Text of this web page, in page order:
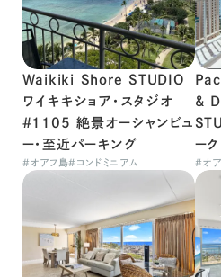
Waikiki Shore STUDIO
ワイキキショア・スタジオ
#1105 絶景オーシャンビュ
ー・至近パーキング
#オアフ島# コンドミニアム
&
ー
#オ